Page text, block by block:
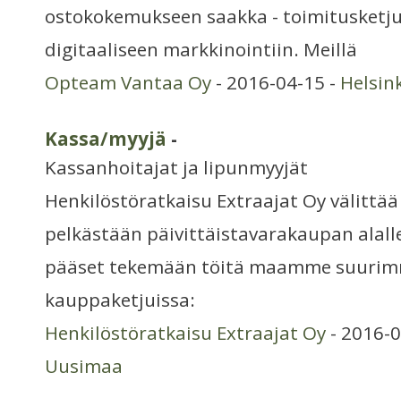
ostokokemukseen saakka -
digitaaliseen markkinointiin. Meillä
Opteam Vantaa Oy - 2016-04-15 -
Kassa/myyjä -
Kassanhoitajat ja lipunmyyjät
Henkilöstöratkaisu Extraajat Oy
pelkästään päivittäistavarakaupan
pääset tekemään töitä maamme
kauppaketjuissa:
Henkilöstöratkaisu Extraajat Oy - 2016-
Uusimaa